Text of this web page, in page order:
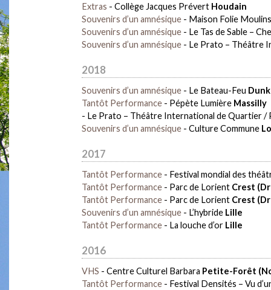
Extras - Collège Jacques Prévert Houdain
Souvenirs d’un amnésique - Maison Folie
Souvenirs d’un amnésique - Le Tas de Sable –
Souvenirs d’un amnésique - Le Prato – Théâtre
2018
Souvenirs d’un amnésique - Le Bateau-Feu
Tantôt Performance - Pépète Lumière Massilly
- Le Prato – Théâtre International de Quartier /
Souvenirs d’un amnésique - Culture Commune
2017
Tantôt Performance - Festival mondial des
Tantôt Performance - Parc de Lorient Crest
Tantôt Performance - Parc de Lorient Crest
Souvenirs d’un amnésique - L’hybride Lille
Tantôt Performance - La louche d’or Lille
2016
VHS - Centre Culturel Barbara Petite-Forêt
Tantôt Performance - Festival Densités – Vu